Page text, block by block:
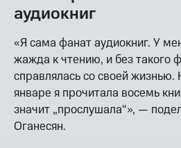
аудиокниг
«Я сама фанат аудиокниг. У
жажда к чтению, и без такого
справлялась со своей жизнью.
январе я прочитала восемь
значит „прослушала“», —
Оганесян.